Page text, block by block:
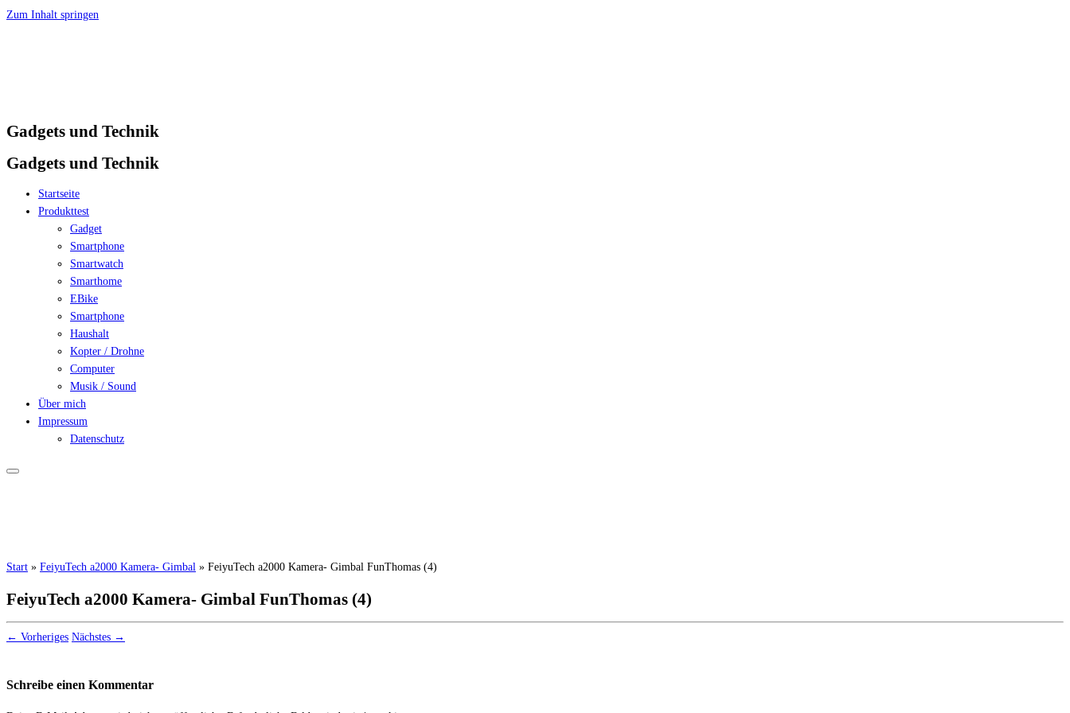
Zum Inhalt springen
Gadgets und Technik
Gadgets und Technik
Startseite
Produkttest
Gadget
Smartphone
Smartwatch
Smarthome
EBike
Smartphone
Haushalt
Kopter / Drohne
Computer
Musik / Sound
Über mich
Impressum
Datenschutz
Start » FeiyuTech a2000 Kamera- Gimbal » FeiyuTech a2000 Kamera- Gimbal FunThomas (4)
FeiyuTech a2000 Kamera- Gimbal FunThomas (4)
← Vorheriges Nächstes →
Schreibe einen Kommentar